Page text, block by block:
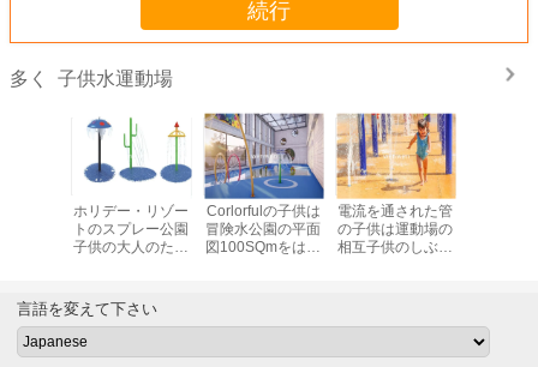
続行
多く 子供水運動場
ホリデー・リゾー
トのスプレー公園
子供の大人のため
Corlorfulの子供は
冒険水公園の平面
図100SQmをはね
電流を通された管
の子供は運動場の
相互子供のしぶき
言語を変えて下さい